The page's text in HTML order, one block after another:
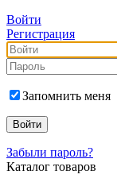
Войти
Регистрация
Запомнить меня
Забыли пароль?
Каталог товаров